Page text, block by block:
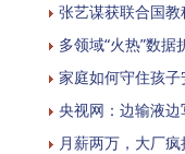
张艺谋获联合国
多领域“火热”数据
家庭如何守住孩
央视网：边输液
月薪两万，大厂